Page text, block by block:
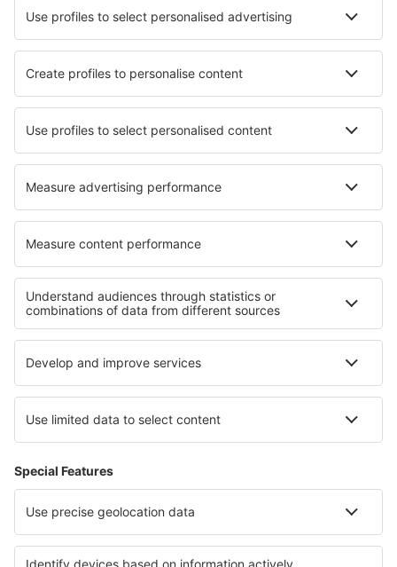
Cele mai bune hoteluri - orașe
Hoteluri în Deep River Hoteluri în Graufthal
Hoteluri în Tauramena Hoteluri în Rimouski
Hoteluri în Maple Valley Hoteluri în Pagny-sur-Meuse
Cele mai bune hoteluri - regiuni
Hoteluri in Abruzzo Hoteluri in Calabria
Hoteluri in Lazio Hoteluri in Capri Island
Hoteluri in Val d'Aosta Hoteluri in El Beni
Hoteluri în Coasta Baltică (Polonia) Hoteluri în Guanacaste